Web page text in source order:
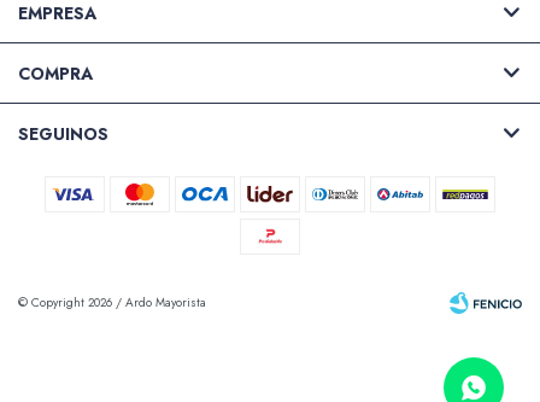
EMPRESA
COMPRA
SEGUINOS
© Copyright 2026 / Ardo Mayorista